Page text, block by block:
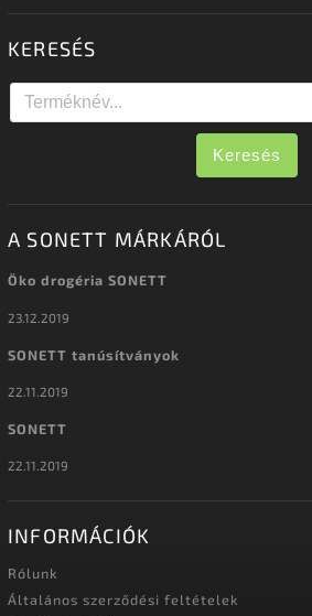
KERESÉS
Keresés
A SONETT MÁRKÁRÓL
Öko drogéria SONETT
23.12.2019
SONETT tanúsítványok
22.11.2019
SONETT
22.11.2019
INFORMÁCIÓK
Rólunk
Általános szerződési feltételek